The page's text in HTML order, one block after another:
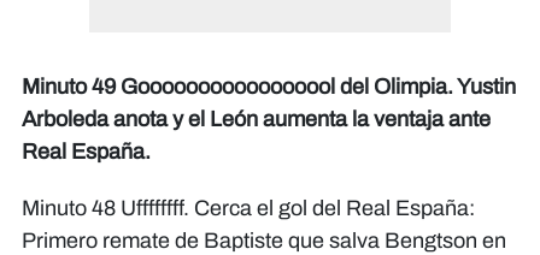
Minuto 49 Gooooooooooooooool del Olimpia. Yustin
Arboleda anota y el León aumenta la ventaja ante
Real España.
Minuto 48 Uffffffff. Cerca el gol del Real España:
Primero remate de Baptiste que salva Bengtson en